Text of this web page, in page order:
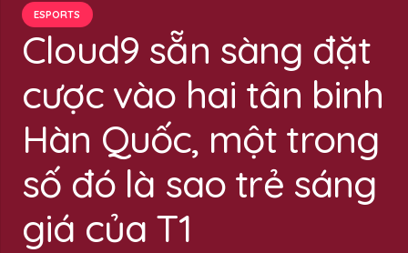
ESPORTS
Cloud9 sẵn sàng đặt
cược vào hai tân binh
Hàn Quốc, một trong
số đó là sao trẻ sáng
giá của T1